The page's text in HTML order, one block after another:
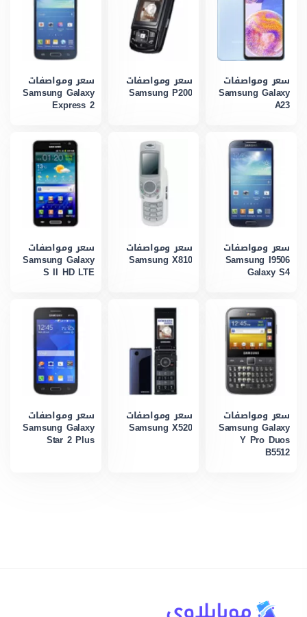
سعر ومواصفات
Samsung Galaxy
A23
سعر ومواصفات
Samsung P200
سعر ومواصفات
Samsung Galaxy
Express 2
سعر ومواصفات
Samsung I9506
Galaxy S4
سعر ومواصفات
Samsung X810
سعر ومواصفات
Samsung Galaxy
S II HD LTE
سعر ومواصفات
Samsung Galaxy
Y Pro Duos
B5512
سعر ومواصفات
Samsung X520
سعر ومواصفات
Samsung Galaxy
Star 2 Plus